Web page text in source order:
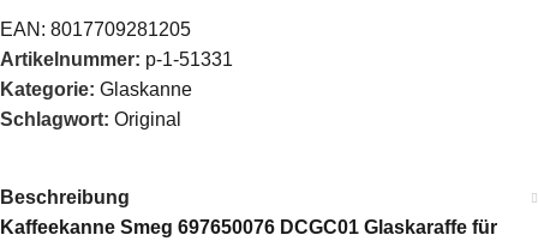
EAN: 8017709281205
Artikelnummer: p-1-51331
Kategorie: Glaskanne
Schlagwort: Original
Beschreibung
Kaffeekanne Smeg 697650076 DCGC01 Glaskaraffe für